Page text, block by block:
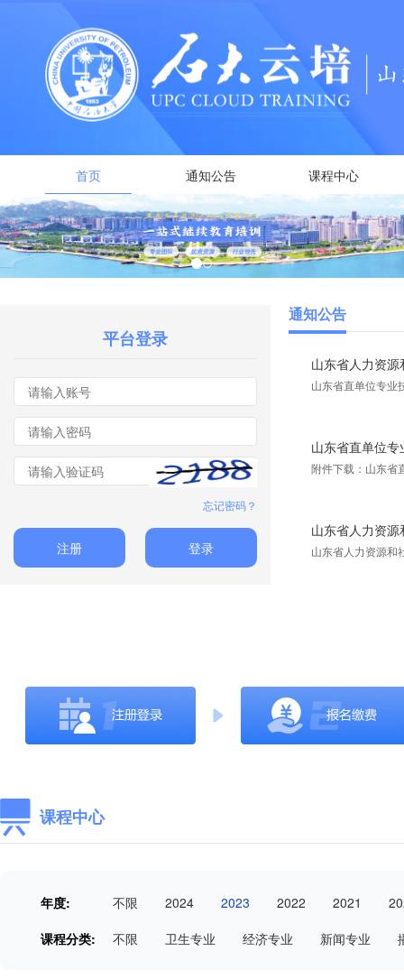
首页 通知公告 课程中心
平台登录
忘记密码？
注册 登录
通知公告
山东省人力资
山东省直单位专业
山东省直单位
附件下载：山东省
山东省人力资
山东省人力资源和
课程中心
年度: 不限 2024 2023 2022 2021
课程分类:
不限 卫生专业 经济专业 新闻专业